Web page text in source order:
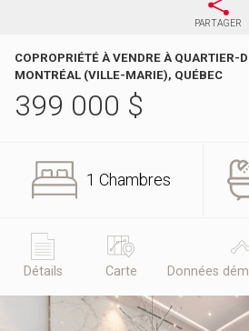
PARTAGER
COPROPRIÉTÉ À VENDRE À QUARTIER-
MONTRÉAL (VILLE-MARIE), QUÉBEC
399 000 $
1 Chambres
Détails Carte Données